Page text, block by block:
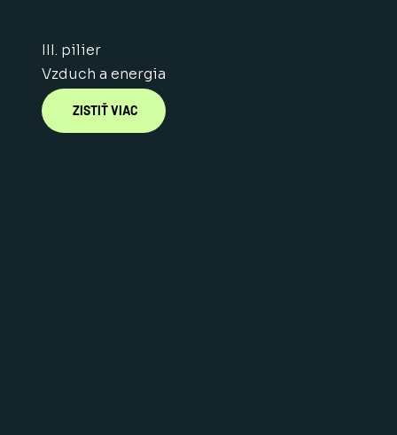
III. pilier
Vzduch a energia
ZISTIŤ VIAC